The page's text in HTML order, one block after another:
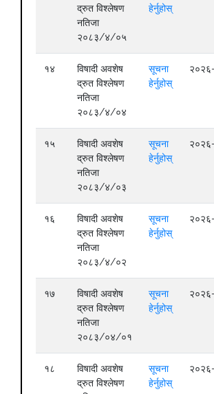
द्रुत विश्लेषण
नतिजा
२०८३/४/०५
हेर्नुहोस्
१४
विषादी अवशेष
द्रुत विश्लेषण
नतिजा
२०८३/४/०४
सूचना
हेर्नुहोस्
१५
विषादी अवशेष
द्रुत विश्लेषण
नतिजा
२०८३/४/०३
सूचना
हेर्नुहोस्
१६
विषादी अवशेष
द्रुत विश्लेषण
नतिजा
२०८३/४/०२
सूचना
हेर्नुहोस्
१७
विषादी अवशेष
द्रुत विश्लेषण
नतिजा
२०८३/०४/०१
सूचना
हेर्नुहोस्
१८
विषादी अवशेष
द्रुत विश्लेषण
सूचना
हेर्नुहोस्